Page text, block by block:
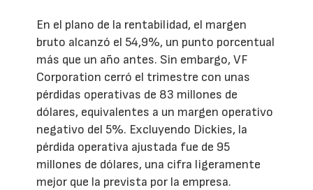
En el plano de la rentabilidad, el margen
bruto alcanzó el 54,9%, un punto porcentual
más que un año antes. Sin embargo, VF
Corporation cerró el trimestre con unas
pérdidas operativas de 83 millones de
dólares, equivalentes a un margen operativo
negativo del 5%. Excluyendo Dickies, la
pérdida operativa ajustada fue de 95
millones de dólares, una cifra ligeramente
mejor que la prevista por la empresa.